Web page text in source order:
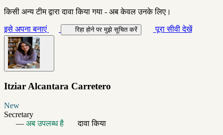
किसी अन्य टीम द्वारा दावा किया गया - अब केवल उनके लिए।
इसे अपना बनाएं रिहा होने पर मुझे सूचित करें पूरा सीवी देखें
Itziar Alcantara Carretero
New
Secretary
— अब उपलब्ध है
दावा किया